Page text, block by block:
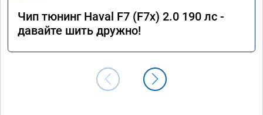
Чип тюнинг Haval F7 (F7x) 2.0 190 лс -
давайте шить дружно!